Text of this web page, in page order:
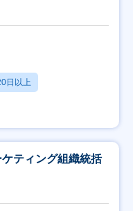
日以上
ティング組織統括